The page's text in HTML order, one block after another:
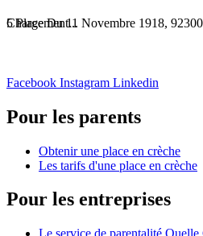
Chargement...
5 Place Du 11 Novembre 1918,
Facebook Instagram Linkedin
Pour les parents
Obtenir une place en crèche
Les tarifs d'une place en crèche
Pour les entreprises